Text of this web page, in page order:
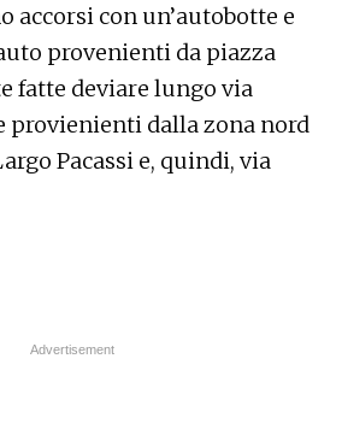
accorsi con un’autobotte e
provenienti da piazza
fatte deviare lungo via
provienienti dalla zona nord
Pacassi e, quindi, via